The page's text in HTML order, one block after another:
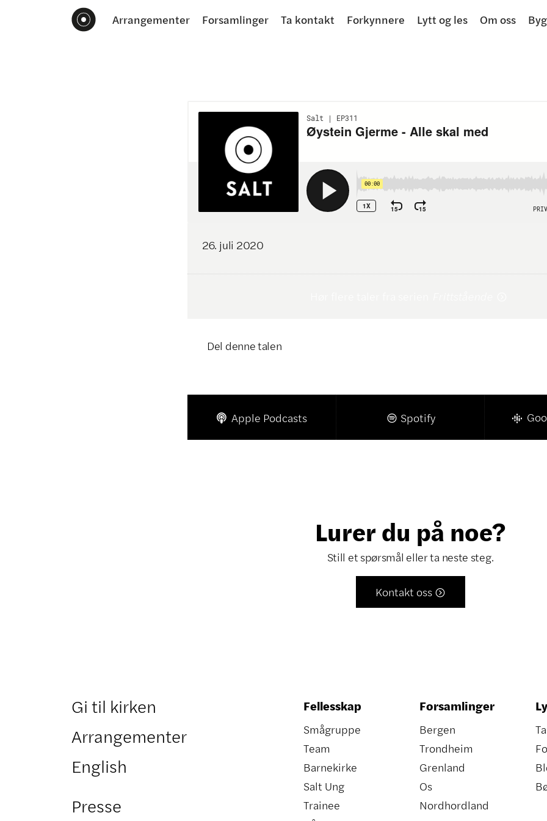
Arrangementer Forsamlinger Ta kontakt Forkynnere Lytt og les Om oss
26. juli 2020
Del denne talen
 Apple Podcasts  Spotify
Lurer du på noe?
Still et spørsmål eller ta neste steg.
Kontakt oss 
Gi til kirken
Arrangementer
English
Presse
Fellesskap
Smågruppe
Team
Barnekirke
Salt Ung
Trainee
Forsamlinger
Bergen
Trondheim
Grenland
Os
Nordhordland